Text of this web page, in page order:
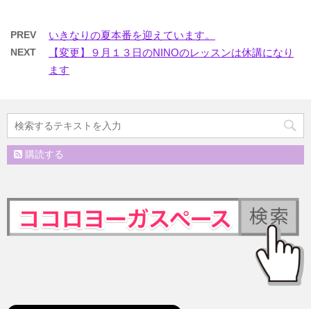
PREV いきなりの夏本番を迎えています。
NEXT
【変更】９月１３日のNINOのレッスンは休講になり
ます
購読する